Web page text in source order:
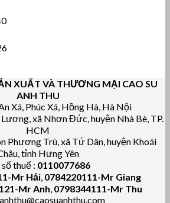
XUẤT VÀ THƯƠNG MẠI CAO SU
ANH THU
Xá, Phúc Xá, Hồng Hà, Hà Nội
xã Nhơn Đức, huyện Nhà Bè, TP.
HCM
Phương Trù, xã Tứ Dân, huyện Khoái
tỉnh Hưng Yên
thuế : 0110077686
-Mr Hải, 0784220111-Mr Giang
-Mr Anh, 0798344111-Mr Thu